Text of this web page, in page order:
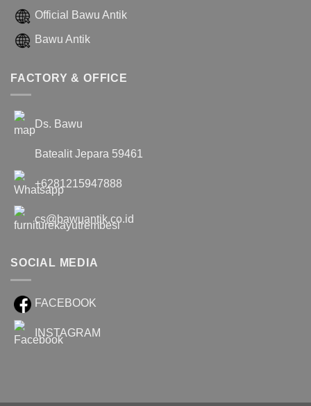
Official Bawu Antik
Bawu Antik
FACTORY & OFFICE
Ds. Bawu
Batealit Jepara 59461
+6281215947888
cs@bawuantik.co.id
SOCIAL MEDIA
FACEBOOK
INSTAGRAM